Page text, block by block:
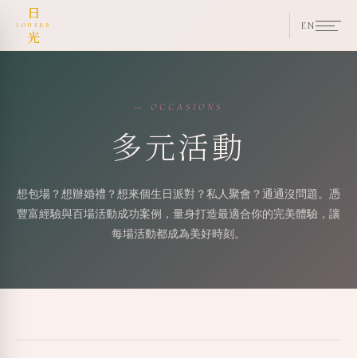
— OCCASIONS
多元活動
想包場？想辦婚禮？想來個生日派對？私人聚會？通通沒問題。憑
豐富經驗與百場活動成功案例，量身打造最適合你的完美體驗，讓
每場活動都成為美好時刻。
日
LOHERB
光
EN